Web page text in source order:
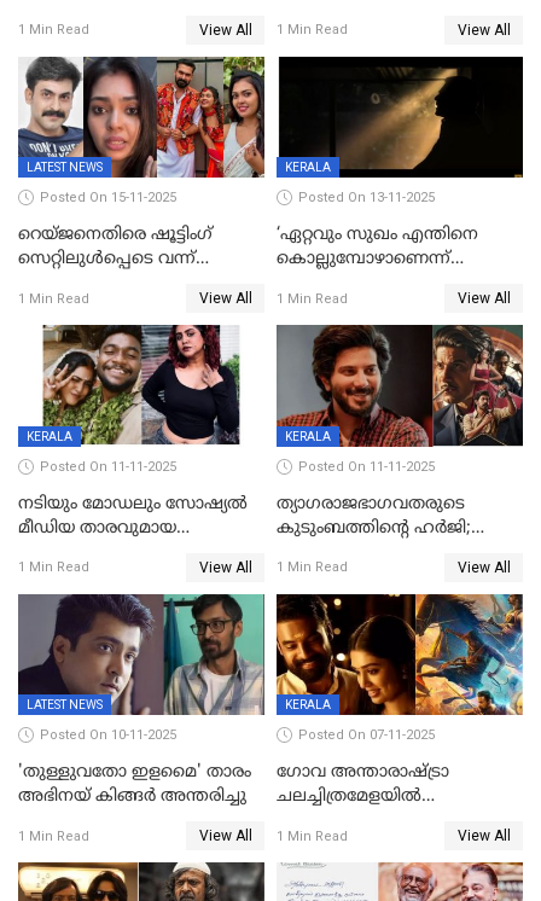
1 Min Read View All
വിവാഹമോചിതയായെന്ന് മീര
വാസുദേവൻ
1 Min Read View All
LATEST NEWS
Posted On 15-11-2025
റെയ്ജനെതിരെ ഷൂട്ടിംഗ്
സെറ്റിലുൾപ്പെടെ വന്ന്
ബിയര്‍ കുപ്പി തലയ്ക്ക് അടിച്ച്
പൊട്ടിക്കുമെന്ന്
ഭീഷണി;അശ്ലീല
മെസേജുകളും വെളിപ്പെടുത്തി
മൃദുല വിജയ്
1 Min Read View All
KERALA
Posted On 13-11-2025
‘ഏറ്റവും സുഖം എന്തിനെ
കൊല്ലുമ്പോഴാണെന്ന്
വില്ലത്തരത്തിന്റെ അങ്ങേയറ്റം;
മമ്മൂട്ടി മാജിക്ക്, കളങ്കാവല്‍
ട്രെയിലര്‍ പുറത്ത്
1 Min Read View All
KERALA
Posted On 11-11-2025
നടിയും മോഡലും സോഷ്യൽ
മീഡിയ താരവുമായ
ഇന്ന്‌ നല്ലൊരു ബിസി ഡേ
ആയിരുന്നുവെന്ന് നന്ദിത
ശങ്കര
1 Min Read View All
KERALA
Posted On 11-11-2025
ത്യാഗരാജഭാഗവതരുടെ
കുടുംബത്തിന്റെ ഹര്‍ജി;
ഹൈക്കോടതി നോട്ടീസ്‌
1 Min Read View All
LATEST NEWS
Posted On 10-11-2025
'തുള്ളുവതോ ഇളമൈ' താരം
അഭിനയ് കിങ്ങർ അന്തരിച്ചു
1 Min Read View All
KERALA
Posted On 07-11-2025
ഗോവ അന്താരാഷ്ട്രാ
ചലച്ചിത്രമേളയില്‍
മലയാളത്തില്‍നിന്ന്
ഏകചിത്രമായി 'എആര്‍എം';
1 Min Read View All